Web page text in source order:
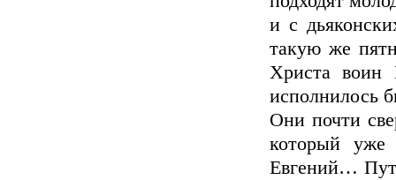
и с
такую же
Христа воин
исполнилось
Они почти
который
Евгений…